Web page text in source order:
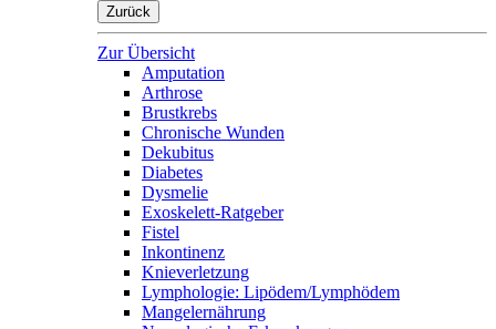
Zurück
Zur Übersicht
Amputation
Arthrose
Brustkrebs
Chronische Wunden
Dekubitus
Diabetes
Dysmelie
Exoskelett-Ratgeber
Fistel
Inkontinenz
Knieverletzung
Lymphologie: Lipödem/Lymphödem
Mangelernährung